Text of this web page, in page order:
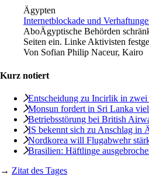
Ägypten
Internetblockade und
AboÄgyptische Behörden
Seiten ein. Linke Aktivisten
Von Sofian Philip Naceur, Kairo
Kurz notiert
Entscheidung zu Incirlik in zwei
Monsun fordert in Sri Lanka
Betriebsstörung bei British
IS bekennt sich zu Anschlag in
Nordkorea will Flugabwehr
Brasilien: Häftlinge
→ Zitat des Tages